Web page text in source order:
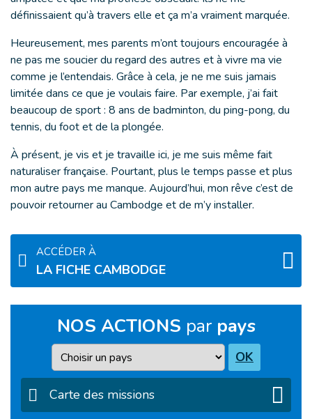
définissaient qu’à travers elle et ça m’a vraiment marquée.
Heureusement, mes parents m’ont toujours encouragée à
ne pas me soucier du regard des autres et à vivre ma vie
comme je l’entendais. Grâce à cela, je ne me suis jamais
limitée dans ce que je voulais faire. Par exemple, j’ai fait
beaucoup de sport : 8 ans de badminton, du ping-pong, du
tennis, du foot et de la plongée.
À présent, je vis et je travaille ici, je me suis même fait
naturaliser française. Pourtant, plus le temps passe et plus
mon autre pays me manque. Aujourd’hui, mon rêve c’est de
pouvoir retourner au Cambodge et de m’y installer.
ACCÉDER À
LA FICHE CAMBODGE
NOS ACTIONS par pays
Pays OK
Carte des missions